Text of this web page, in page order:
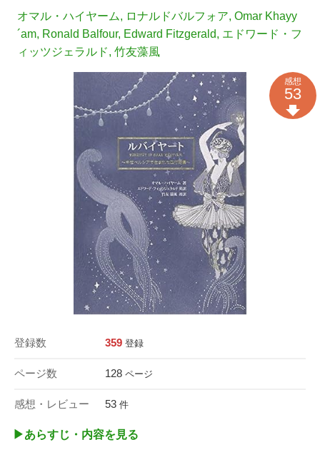
オマル・ハイヤーム, ロナルドバルフォア, Omar Khayy
´am, Ronald Balfour, Edward Fitzgerald, エドワード・フ
ィッツジェラルド, 竹友藻風
登録数 359 登録
ページ数 128 ページ
感想・レビュー 53 件
感想
53
▶︎あらすじ・内容を見る